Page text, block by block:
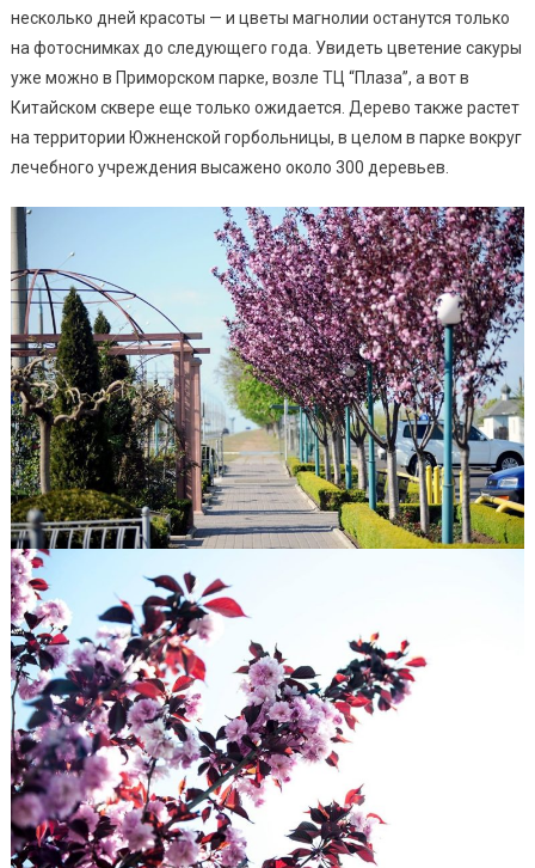
Магнолии
(фото)
несколько дней красоты — и цветы магнолии останутся только
на фотоснимках до следующего года. Увидеть цветение сакуры
уже можно в Приморском парке, возле ТЦ “Плаза”, а вот в
Китайском сквере еще только ожидается. Дерево также растет
на территории Южненской горбольницы, в целом в парке вокруг
лечебного учреждения высажено около 300 деревьев.